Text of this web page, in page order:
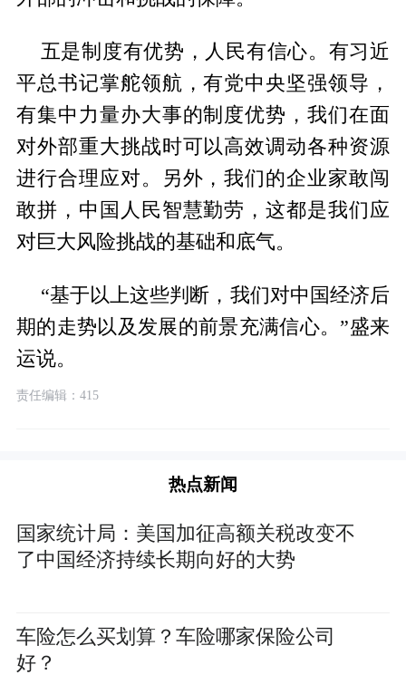
五是制度有优势，人民有信心。有习近
平总书记掌舵领航，有党中央坚强领导，
有集中力量办大事的制度优势，我们在面
对外部重大挑战时可以高效调动各种资源
进行合理应对。另外，我们的企业家敢闯
敢拼，中国人民智慧勤劳，这都是我们应
对巨大风险挑战的基础和底气。
“基于以上这些判断，我们对中国经济后
期的走势以及发展的前景充满信心。”盛来
运说。
责任编辑：415
热点新闻
国家统计局：美国加征高额关税改变不
了中国经济持续长期向好的大势
车险怎么买划算？车险哪家保险公司
好？